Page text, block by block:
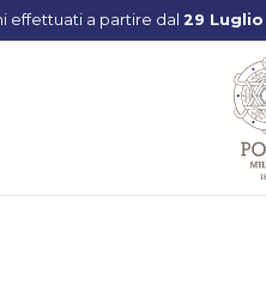
effettuati a partire dal 29 Luglio